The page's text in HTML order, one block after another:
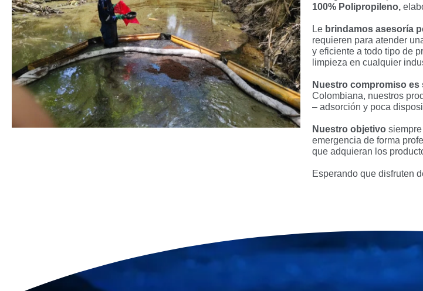
100% Polipropileno,
Le brindamos asesoría
requieren para atender
y eficiente a todo tipo de
limpieza en cualquier
Nuestro compromiso es
Colombiana, nuestros
– adsorción y poca
Nuestro objetivo
emergencia de forma
que adquieran los
Esperando que disfruten